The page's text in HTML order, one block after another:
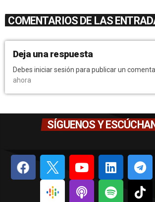
COMENTARIOS DE LAS
Deja una respuesta
Debes iniciar sesión para publicar un
ahora
SÍGUENOS Y